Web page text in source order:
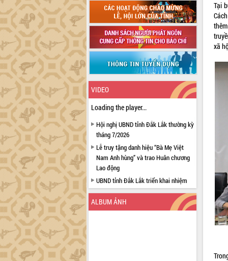
VIDEO
Loading the player...
Hội nghị UBND tỉnh Đắk Lắk thường kỳ
tháng 7/2026
Lễ truy tặng danh hiệu “Bà Mẹ Việt
Nam Anh hùng” và trao Huân chương
Lao động
UBND tỉnh Đắk Lắk triển khai nhiệm
vụ 6 tháng cuối năm 2026
Kỳ họp thứ Hai, Hội đồng nhân dân
tỉnh khóa XI quyết nghị nhiều nội dung
ALBUM ẢNH
Tại
xã